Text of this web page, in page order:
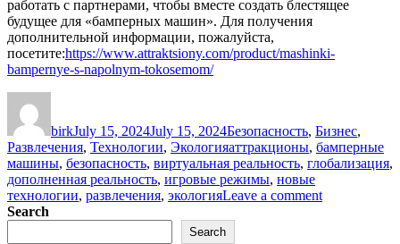
работать с партнерами, чтобы вместе создать блестящее
будущее для «бамперных машин». Для получения
дополнительной информации, пожалуйста,
посетите:https://www.attraktsiony.com/product/mashinki-
bampernye-s-napolnym-tokosemom/
birkJuly 15, 2024July 15, 2024Безопасность, Бизнес,
Развлечения, Технологии, ЭкологияTags
аттракционы, бамперные
машины, безопасность, виртуальная реальность, глобализация,
дополненная реальность, игровые режимы, новые
технологии, развлечения, экологияLeave a commenton
Search
Search